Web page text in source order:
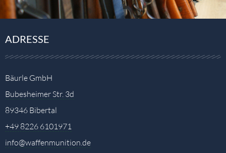
ADRESSE
Bäurle GmbH
Bubesheimer Str. 3d
89346 Bibertal
+49 8226 6101971
info@waffenmunition.de